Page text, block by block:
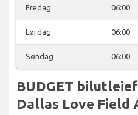
Fredag 06:00
Lørdag 06:00
Søndag 06:00
BUDGET
Dallas Love Field